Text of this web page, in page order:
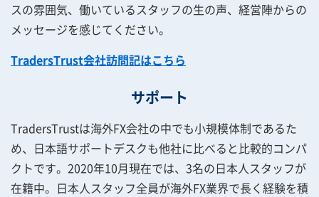
スの雰囲気、働いているスタッフの生の声、経営陣からの
メッセージを感じてください。
TradersTrust会社訪問記はこちら
サポート
TradersTrustは海外FX会社の中でも小規模体制であるた
め、日本語サポートデスクも他社に比べると比較的コンパ
クトです。2020年10月現在では、3名の日本人スタッフが
在籍中。日本人スタッフ全員が海外FX業界で長く経験を積